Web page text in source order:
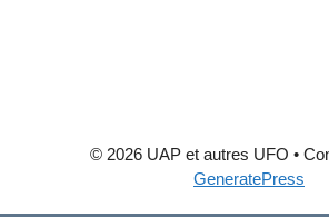
© 2026 UAP et autres UFO •
GeneratePress